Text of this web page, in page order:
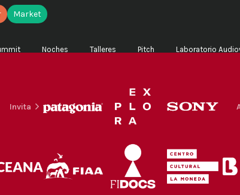
Market
Noches Talleres Pitch Laboratorio
Invita